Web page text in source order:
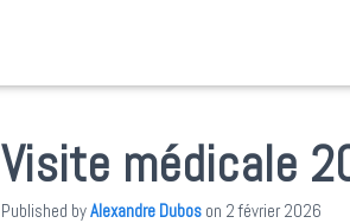
Visite médicale
Published byAlexandre Dubos on 2 février 2026